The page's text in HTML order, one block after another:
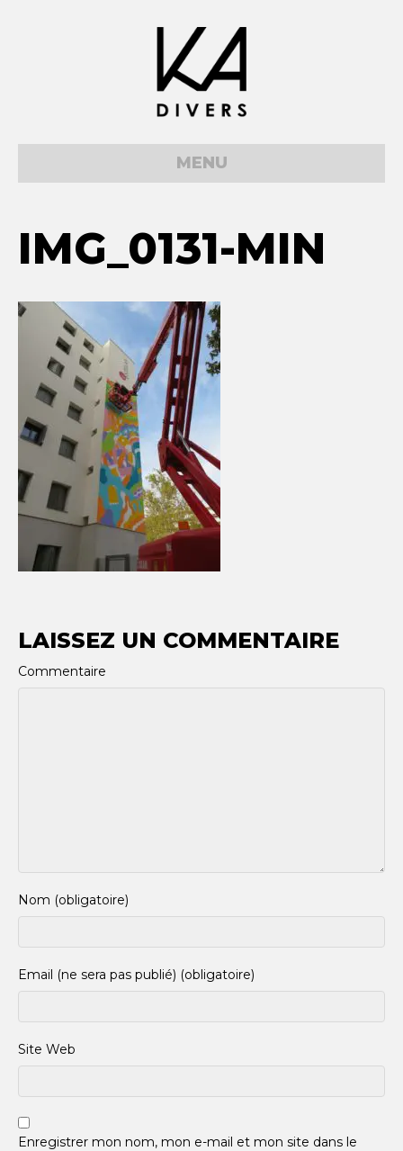
MENU
IMG_0131-MIN
LAISSEZ UN COMMENTAIRE
Commentaire
Nom (obligatoire)
Email (ne sera pas publié) (obligatoire)
Site Web
Enregistrer mon nom, mon e-mail et mon site dans le